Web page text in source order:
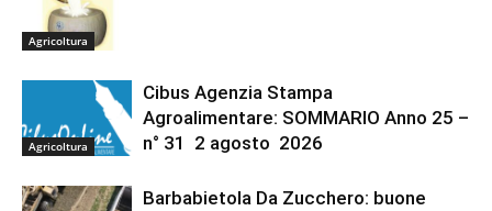
Agricoltura
Agricoltura
Cibus Agenzia Stampa
Agroalimentare: SOMMARIO Anno 25 –
n° 31 2 agosto 2026
Barbabietola Da Zucchero: buone